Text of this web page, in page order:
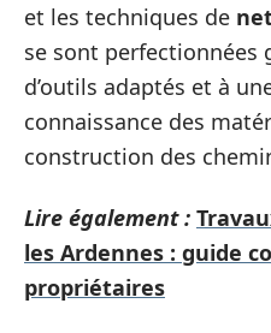
et les techniques de
se sont perfectionnées
d’outils adaptés et à
connaissance des
construction des
Lire également :
les Ardennes : guide
propriétaires